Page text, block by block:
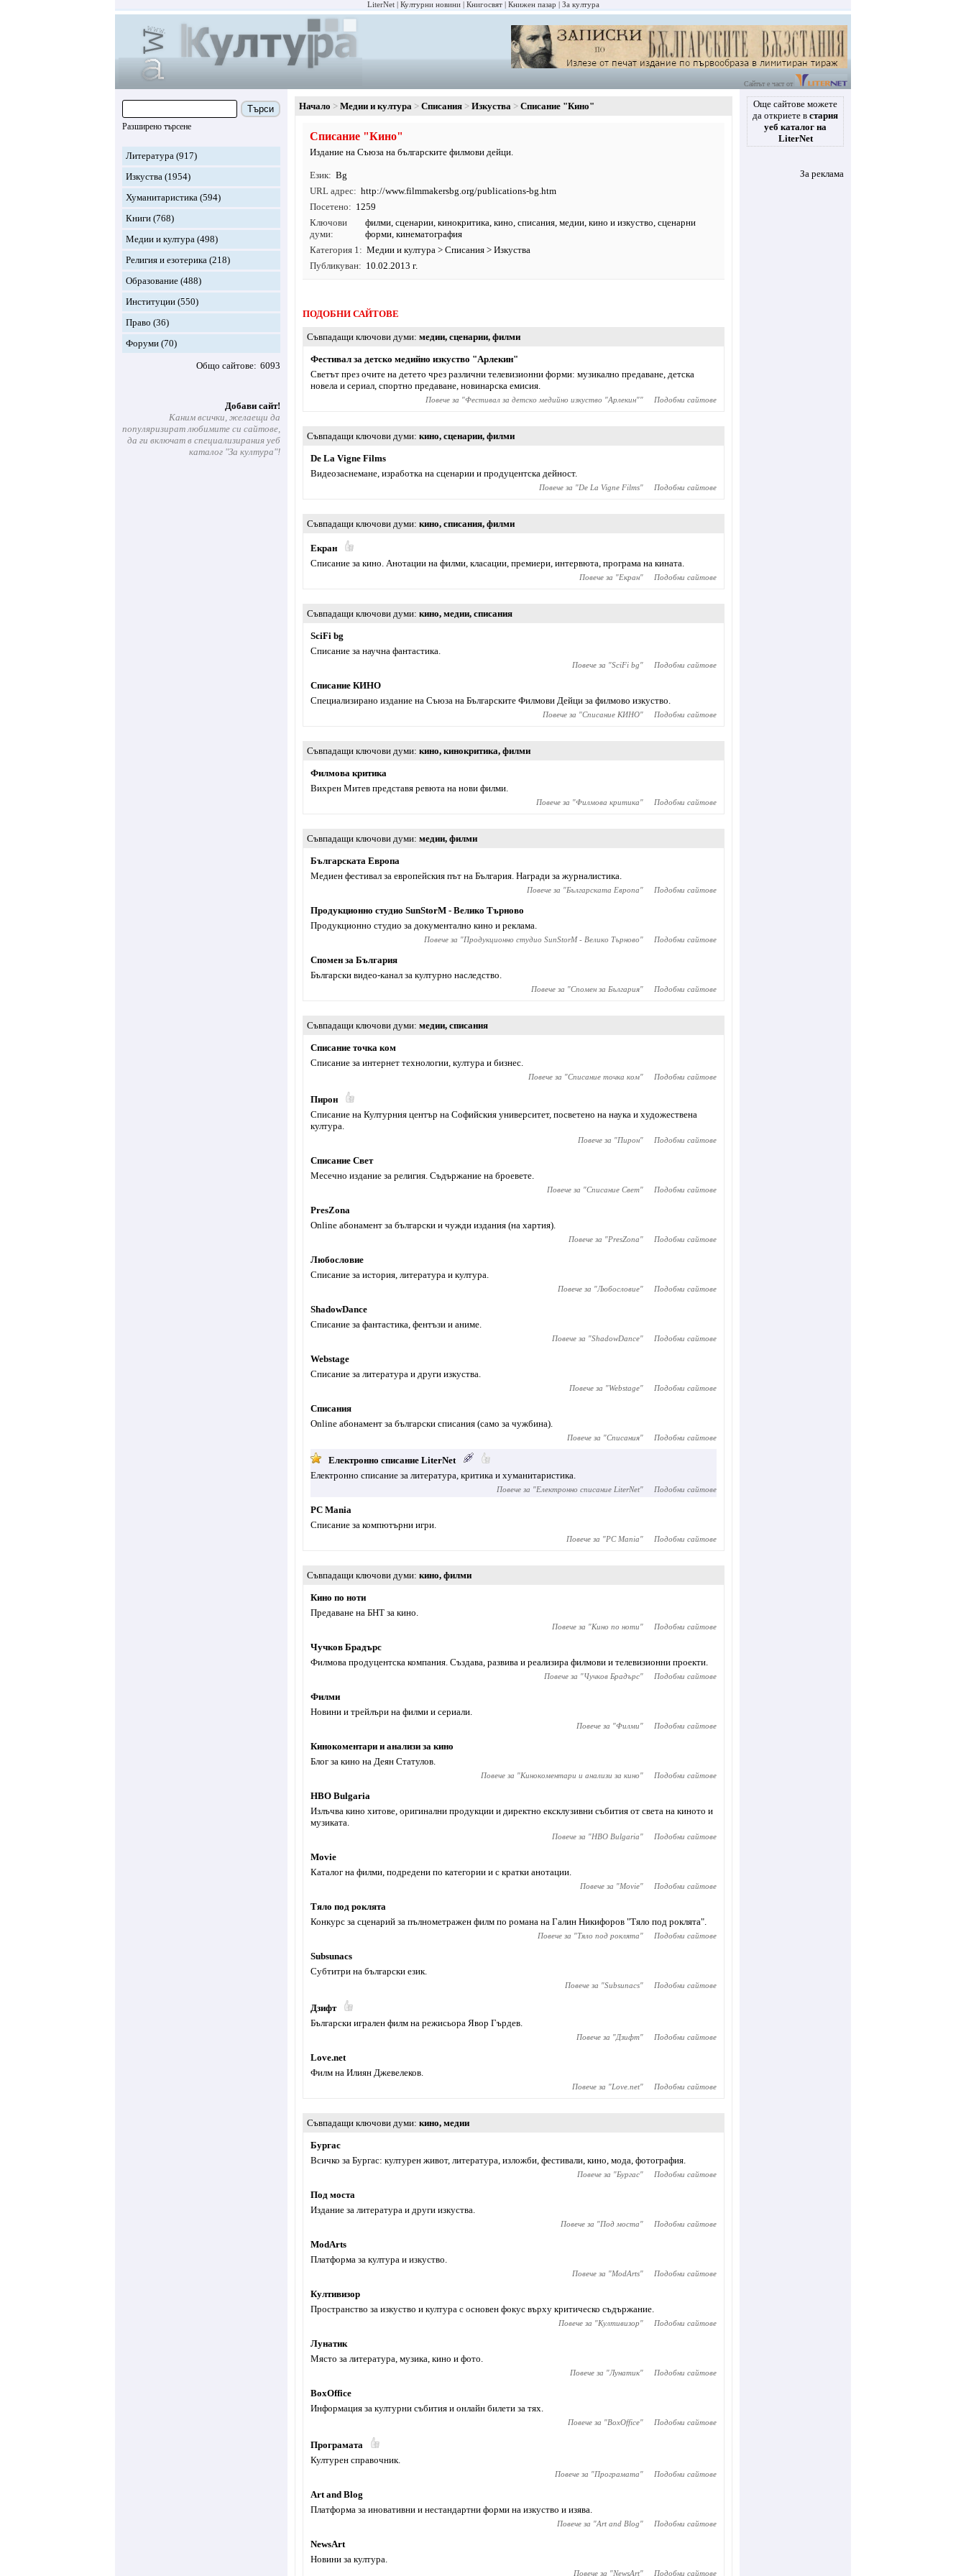
LiterNet Културни новини Книгосвят Книжен пазар За култура
Сайтът е част от
Търси
Разширено търсене
Литература (917)
Изкуства (1954)
Хуманитаристика (594)
Книги (768)
Медии и култура (498)
Религия и езотерика (218)
Образование (488)
Институции (550)
Право (36)
Форуми (70)
Общо сайтове 6093
Добави сайт!
Каним всички, желаещи да
популяризират любимите си сайтове,
да ги включат в специализирания уеб
каталог "За култура"!
Начало Медии и култура Списания Изкуства Списание "Кино"
Списание "Кино"
Издание на Съюза на българските филмови дейци.
Език
Bg
URL адрес
http://www.filmmakersbg.org/publications-bg.htm
Посетено
1259
Ключови
думи
филми,сценарии,кинокритика,кино,списания,медии, кино и изкуство, сценарни
форми, кинематография
Категория 1
Медии и култура > Списания > Изкуства
Публикуван
10.02.2013 г.
ПОДОБНИ САЙТОВЕ
Съвпадащи ключови думи медии, сценарии, филми
Фестивал за детско медийно изкуство "Арлекин"
Светът през очите на детето чрез различни телевизионни форми: музикално предаване, детска
новела и сериал, спортно предаване, новинарска емисия.
Повече за "Фестивал за детско медийно изкуство "Арлекин"" Подобни сайтове
Съвпадащи ключови думи кино, сценарии, филми
De La Vigne Films
Видеозаснемане, изработка на сценарии и продуцентска дейност.
Повече за "De La Vigne Films" Подобни сайтове
Съвпадащи ключови думи кино, списания, филми
Екран
Списание за кино. Анотации на филми, класации, премиери, интервюта, програма на кината.
Повече за "Екран" Подобни сайтове
Съвпадащи ключови думи кино, медии, списания
SciFi bg
Списание за научна фантастика.
Повече за "SciFi bg" Подобни сайтове
Списание КИНО
Специализирано издание на Съюза на Българските Филмови Дейци за филмово изкуство.
Повече за "Списание КИНО" Подобни сайтове
Съвпадащи ключови думи кино, кинокритика, филми
Филмова критика
Вихрен Митев представя ревюта на нови филми.
Повече за "Филмова критика" Подобни сайтове
Съвпадащи ключови думи медии, филми
Българската Европа
Медиен фестивал за европейския път на България. Награди за журналистика.
Повече за "Българската Европа" Подобни сайтове
Продукционно студио SunStorM - Велико Търново
Продукционно студио за документално кино и реклама.
Повече за "Продукционно студио SunStorM - Велико Търново" Подобни сайтове
Спомен за България
Български видео-канал за културно наследство.
Повече за "Спомен за България" Подобни сайтове
Съвпадащи ключови думи медии, списания
Списание точка ком
Списание за интернет технологии, култура и бизнес.
Повече за "Списание точка ком" Подобни сайтове
Пирон
Списание на Културния център на Софийския университет, посветено на наука и художествена
култура.
Повече за "Пирон" Подобни сайтове
Списание Свет
Месечно издание за религия. Съдържание на броевете.
Повече за "Списание Свет" Подобни сайтове
PresZona
Online абонамент за български и чужди издания (на хартия).
Повече за "PresZona" Подобни сайтове
Любословие
Списание за история, литература и култура.
Повече за "Любословие" Подобни сайтове
ShadowDance
Списание за фантастика, фентъзи и аниме.
Повече за "ShadowDance" Подобни сайтове
Webstage
Списание за литература и други изкуства.
Повече за "Webstage" Подобни сайтове
Списания
Online абонамент за български списания (само за чужбина).
Повече за "Списания" Подобни сайтове
Електронно списание LiterNet
Електронно списание за литература, критика и хуманитаристика.
Повече за "Електронно списание LiterNet" Подобни сайтове
PC Mania
Списание за компютърни игри.
Повече за "PC Mania" Подобни сайтове
Съвпадащи ключови думи кино, филми
Кино по ноти
Предаване на БНТ за кино.
Повече за "Кино по ноти" Подобни сайтове
Чучков Брадърс
Филмова продуцентска компания. Създава, развива и реализира филмови и телевизионни проекти.
Повече за "Чучков Брадърс" Подобни сайтове
Филми
Новини и трейлъри на филми и сериали.
Повече за "Филми" Подобни сайтове
Кинокоментари и анализи за кино
Блог за кино на Деян Статулов.
Повече за "Кинокоментари и анализи за кино" Подобни сайтове
HBO Bulgaria
Излъчва кино хитове, оригинални продукции и директно ексклузивни събития от света на киното и
музиката.
Повече за "HBO Bulgaria" Подобни сайтове
Movie
Каталог на филми, подредени по категории и с кратки анотации.
Повече за "Movie" Подобни сайтове
Тяло под роклята
Конкурс за сценарий за пълнометражен филм по романа на Галин Никифоров "Тяло под роклята".
Повече за "Тяло под роклята" Подобни сайтове
Subsunacs
Субтитри на български език.
Повече за "Subsunacs" Подобни сайтове
Дзифт
Български игрален филм на режисьора Явор Гърдев.
Повече за "Дзифт" Подобни сайтове
Love.net
Филм на Илиян Джевелеков.
Повече за "Love.net" Подобни сайтове
Съвпадащи ключови думи кино, медии
Бургас
Всичко за Бургас: културен живот, литература, изложби, фестивали, кино, мода, фотография.
Повече за "Бургас" Подобни сайтове
Под моста
Издание за литература и други изкуства.
Повече за "Под моста" Подобни сайтове
ModArts
Платформа за култура и изкуство.
Повече за "ModArts" Подобни сайтове
Култивизор
Пространство за изкуство и култура с основен фокус върху критическо съдържание.
Повече за "Култивизор" Подобни сайтове
Лунатик
Място за литература, музика, кино и фото.
Повече за "Лунатик" Подобни сайтове
BoxOffice
Информация за културни събития и онлайн билети за тях.
Повече за "BoxOffice" Подобни сайтове
Програмата
Културен справочник.
Повече за "Програмата" Подобни сайтове
Art and Blog
Платформа за иновативни и нестандартни форми на изкуство и изява.
Повече за "Art and Blog" Подобни сайтове
NewsArt
Новини за култура.
Повече за "NewsArt" Подобни сайтове
Още сайтове можете
да откриете в стария
уеб каталог на
LiterNet
За реклама